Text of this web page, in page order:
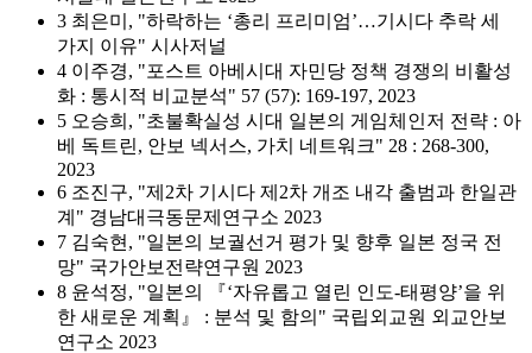
3 최은미, "하락하는 ‘총리 프리미엄’…기시다 추락 세
가지 이유" 시사저널
4 이주경, "포스트 아베시대 자민당 정책 경쟁의 비활성
화 : 통시적 비교분석" 57 (57): 169-197, 2023
5 오승희, "초불확실성 시대 일본의 게임체인저 전략 : 아
베 독트린, 안보 넥서스, 가치 네트워크" 28 : 268-300,
2023
6 조진구, "제2차 기시다 제2차 개조 내각 출범과 한일관
계" 경남대극동문제연구소 2023
7 김숙현, "일본의 보궐선거 평가 및 향후 일본 정국 전
망" 국가안보전략연구원 2023
8 윤석정, "일본의 『‘자유롭고 열린 인도-태평양’을 위
한 새로운 계획』 : 분석 및 함의" 국립외교원 외교안보
연구소 2023